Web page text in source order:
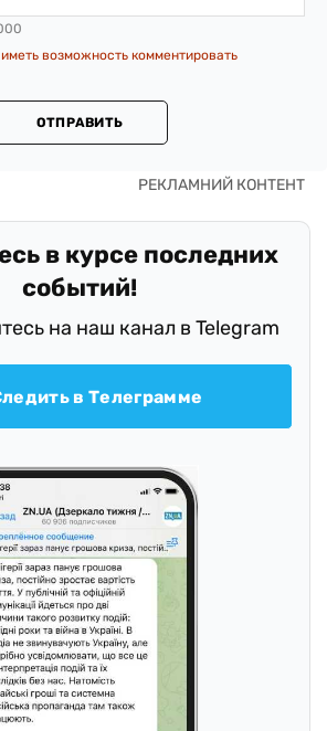
возможность комментировать
ОТПРАВИТЬ
в курсе последних
событий!
на наш канал в Telegram
в Телеграмме